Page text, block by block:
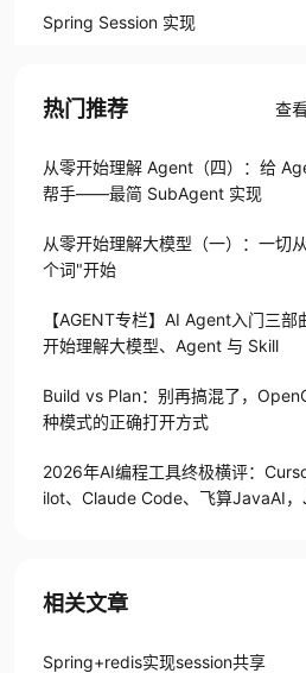
Spring Session 实现
热门推荐 查
从零开始理解 Agent（四）：给
帮手——最简 SubAgent 实现
从零开始理解大模型（一）：一切
个词"开始
【AGENT专栏】AI Agent入门三部
开始理解大模型、Agent 与 Skill
Build vs Plan：别再搞混了，
种模式的正确打开方式
2026年AI编程工具终极横评：
ilot、Claude Code、飞算JavaAI，
相关文章
Spring+redis实现session共享